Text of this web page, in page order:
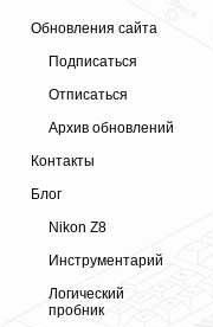
Обновления сайта
Подписаться
Отписаться
Архив обновлений
Контакты
Блог
Nikon Z8
Инструментарий
Логический
пробник